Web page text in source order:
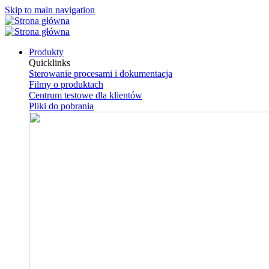
Skip to main navigation
Produkty
Quicklinks
Sterowanie procesami i dokumentacja
Filmy o produktach
Centrum testowe dla klientów
Pliki do pobrania